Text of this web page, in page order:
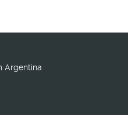
Argentina